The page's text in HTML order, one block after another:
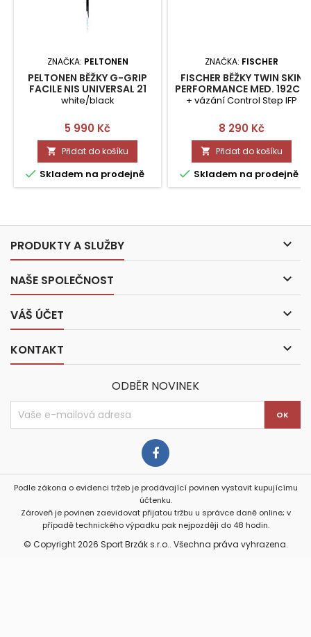
ZNAČKA: PELTONEN
PELTONEN BĚŽKY G-GRIP
FACILE NIS UNIVERSAL 21
188 CM
white/black
Cena
5 990 Kč
 Přidat do košíku
 Skladem na prodejně
ZNAČKA: FISCHER
FISCHER BĚŽKY TWIN SKIN
PERFORMANCE MED. 192CM
SET
+ vázání Control Step IFP
Cena
8 290 Kč
 Přidat do košíku
 Skladem na prodejně
PRODUKTY A SLUŽBY 
NAŠE SPOLEČNOST 
VÁŠ ÚČET 
KONTAKT 
ODBĚR NOVINEK
Podle zákona o evidenci tržeb je prodávající povinen vystavit kupujícímu
účtenku.
Zároveň je povinen zaevidovat přijatou tržbu u správce daně online; v
případě technického výpadku pak nejpozději do 48 hodin.
© Copyright 2026 Sport Brzák s.r.o.. Všechna práva vyhrazena.